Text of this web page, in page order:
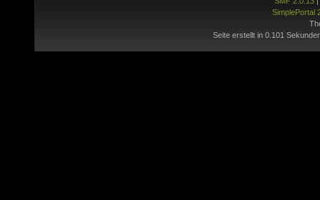
SimplePortal
Seite erstellt in 0.101